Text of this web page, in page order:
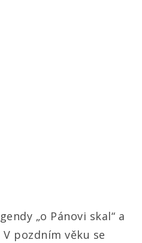
„o Pánovi skal“ a
pozdním věku se